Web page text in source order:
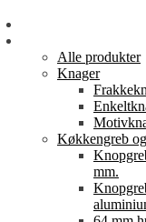
Alle produkter
Knager
Køkkengreb
mm.